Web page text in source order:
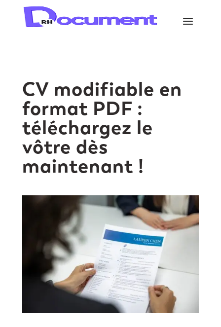
CV modifiable en
format PDF :
téléchargez le
vôtre dès
maintenant !